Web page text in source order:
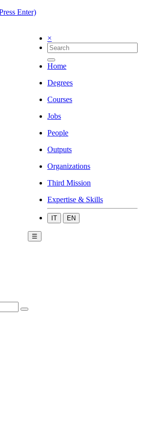
Enter)
×
Home
Degrees
Courses
Jobs
People
Outputs
Organizations
Third Mission
Expertise & Skills
IT EN
☰